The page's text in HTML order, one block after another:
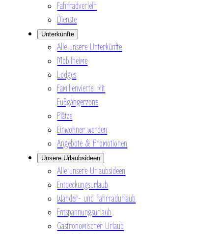
Fahrradverleih
Dienste
Unterkünfte
Alle unsere Unterkünfte
Mobilheime
Lodges
Familienviertel mit
Fußgängerzone
Plätze
Einwohner werden
Angebote & Promotionen
Unsere Urlaubsideen
Alle unsere Urlaubsideen
Entdeckungsurlaub
Wander- und Fahrradurlaub
Entspannungsurlaub
Gastronomischer Urlaub